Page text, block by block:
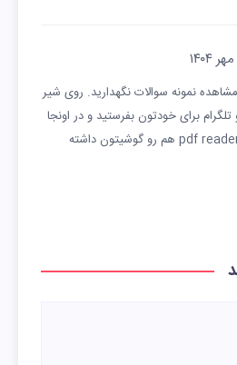
نمونه سوالات نگهدارید. روی شیر
تلگرام برای خودتون بفرستید و در اونجا
باز کنید. باید pdf reader هم رو گوشیتون داشته